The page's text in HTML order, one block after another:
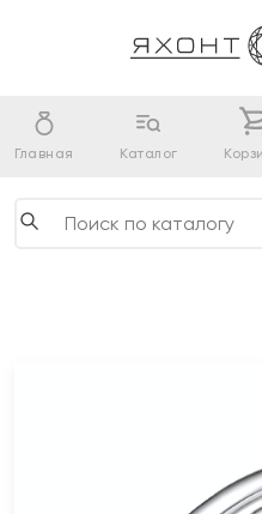
Главная Каталог